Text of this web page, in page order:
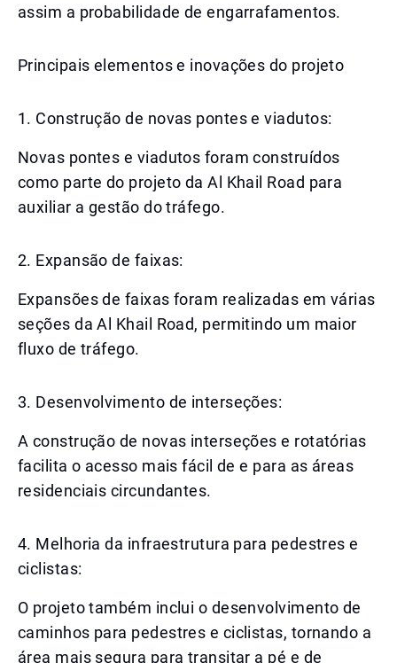
assim a probabilidade de engarrafamentos.
Principais elementos e inovações do projeto
1. Construção de novas pontes e viadutos:
Novas pontes e viadutos foram construídos
como parte do projeto da Al Khail Road para
auxiliar a gestão do tráfego.
2. Expansão de faixas:
Expansões de faixas foram realizadas em várias
seções da Al Khail Road, permitindo um maior
fluxo de tráfego.
3. Desenvolvimento de interseções:
A construção de novas interseções e rotatórias
facilita o acesso mais fácil de e para as áreas
residenciais circundantes.
4. Melhoria da infraestrutura para pedestres e
ciclistas:
O projeto também inclui o desenvolvimento de
caminhos para pedestres e ciclistas, tornando a
área mais segura para transitar a pé e de